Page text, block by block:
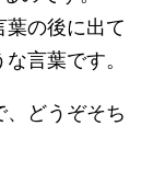
葉の後に出て
言葉です。
どうぞそち